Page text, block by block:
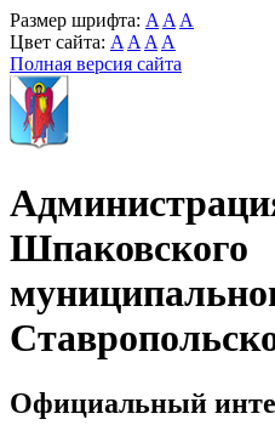
Размер шрифта: A A A
Цвет сайта: A A A A
Полная версия сайта
Шпаковского
Официальный